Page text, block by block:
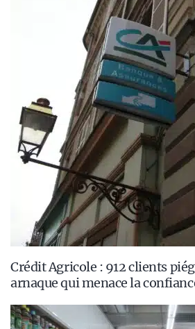
Crédit Agricole : 912 clients
arnaque qui menace la